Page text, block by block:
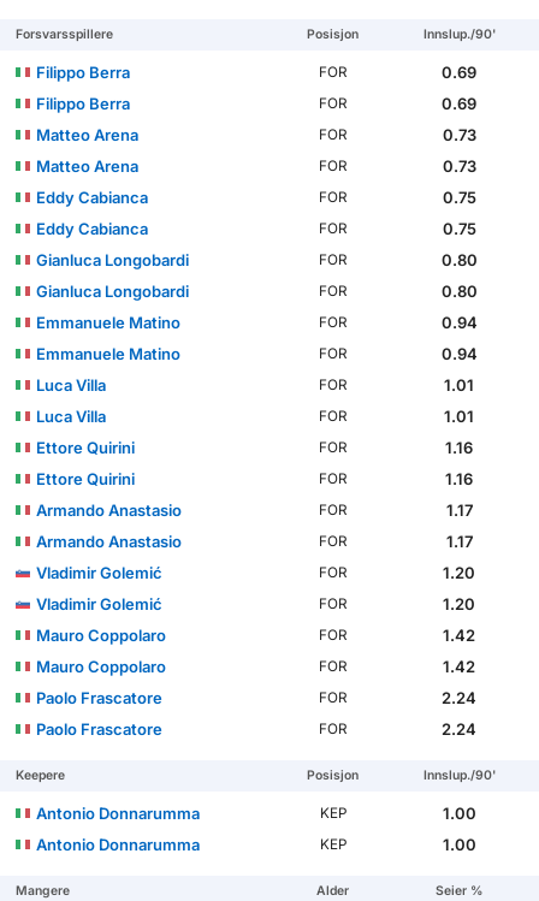
Forsvarsspillere Posisjon Innslup./90'
Filippo Berra FOR
0.69
Filippo Berra
FOR
0.69
Matteo Arena
FOR
0.73
Matteo Arena
FOR
0.73
Eddy Cabianca
FOR
0.75
Eddy Cabianca
FOR
0.75
Gianluca Longobardi
FOR
0.80
Gianluca Longobardi
FOR
0.80
Emmanuele Matino
FOR
0.94
Emmanuele Matino
FOR
0.94
Luca Villa
FOR
1.01
Luca Villa
FOR
1.01
Ettore Quirini
FOR
1.16
Ettore Quirini
FOR
1.16
Armando Anastasio
FOR
1.17
Armando Anastasio
FOR
1.17
Vladimir Golemić
FOR
1.20
Vladimir Golemić
FOR
1.20
Mauro Coppolaro
FOR
1.42
Mauro Coppolaro
FOR
1.42
Paolo Frascatore
FOR
2.24
Paolo Frascatore
FOR 2.24
Keepere Posisjon Innslup./90'
Antonio Donnarumma KEP
1.00
Antonio Donnarumma
KEP 1.00
Mangere Alder Seier %